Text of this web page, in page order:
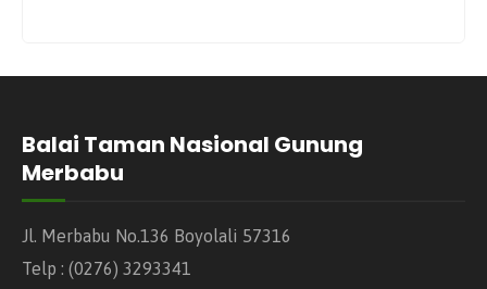
Balai Taman Nasional Gunung
Merbabu
Jl. Merbabu No.136 Boyolali 57316
Telp : (0276) 3293341